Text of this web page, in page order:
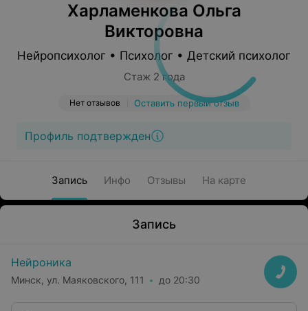
Харламенкова Ольга
Викторовна
Нейропсихолог • Психолог • Детский психолог
Стаж 2 года
Нет отзывов Оставить первый отзыв
Профиль подтвержден
Запись Инфо Отзывы На карте
Запись
Нейроника
Минск, ул. Маяковского, 111 до 20:30